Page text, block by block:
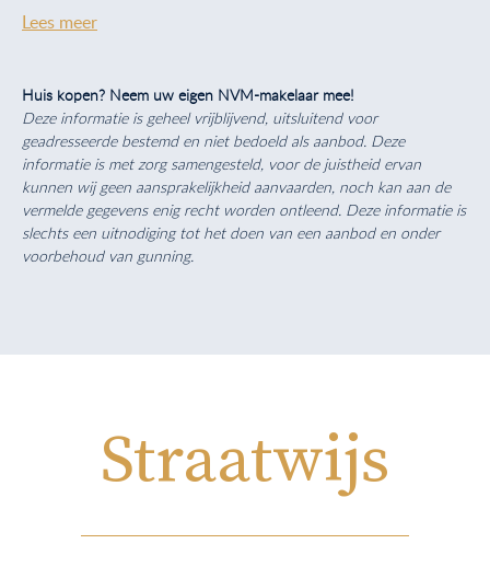
Lees meer
Huis kopen? Neem uw eigen NVM-makelaar mee!
Deze informatie is geheel vrijblijvend, uitsluitend voor
geadresseerde bestemd en niet bedoeld als aanbod. Deze
informatie is met zorg samengesteld, voor de juistheid ervan
kunnen wij geen aansprakelijkheid aanvaarden, noch kan aan de
vermelde gegevens enig recht worden ontleend. Deze informatie is
slechts een uitnodiging tot het doen van een aanbod en onder
voorbehoud van gunning.
Straatwijs